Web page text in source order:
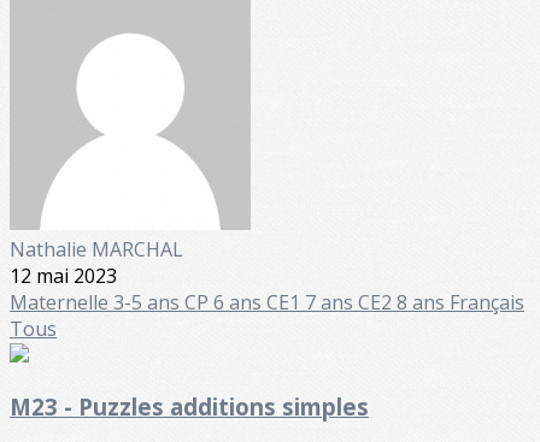
Nathalie MARCHAL
12 mai 2023
Maternelle 3-5 ans CP 6 ans CE1 7 ans CE2 8 ans Français
Tous
M23 - Puzzles additions simples